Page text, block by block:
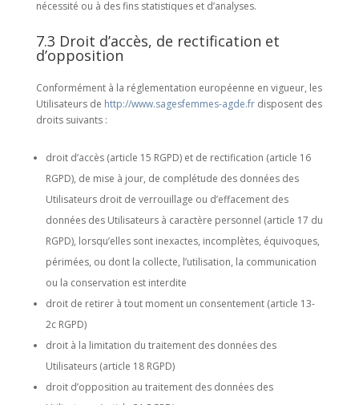
nécessité ou à des fins statistiques et d’analyses.
7.3 Droit d’accès, de rectification et
d’opposition
Conformément à la réglementation européenne en vigueur, les
Utilisateurs de http://www.sagesfemmes-agde.frdisposent des
droits suivants :
droit d’accès (article 15 RGPD) et de rectification (article 16
RGPD), de mise à jour, de complétude des données des
Utilisateurs droit de verrouillage ou d’effacement des
données des Utilisateurs à caractère personnel (article 17 du
RGPD), lorsqu’elles sont inexactes, incomplètes, équivoques,
périmées, ou dont la collecte, l’utilisation, la communication
ou la conservation est interdite
droit de retirer à tout moment un consentement (article 13-
2c RGPD)
droit à la limitation du traitement des données des
Utilisateurs (article 18 RGPD)
droit d’opposition au traitement des données des